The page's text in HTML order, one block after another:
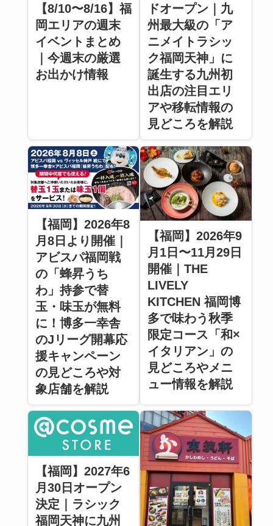
【8/10〜8/16】福
岡エリアの週末
イベントまとめ
｜今週末の厳選
お出かけ情報
ドオープン｜九
州最大級の「ア
ニメイトラシッ
ク福岡天神」に
誕生する九州初
出店の注目エリ
アや移転情報の
見どころを解説
【福岡】2026年8
月8日より開催｜
アビスパ福岡戦
の「蜂昇うち
わ」持参で替
玉・味玉が無料
に！博多一幸舎
のJリーグ開幕応
援キャンペーン
の見どころや対
象店舗を解説
【福岡】2026年9
月1日〜11月29日
開催｜THE
LIVELY
KITCHEN 福岡博
多で味わう秋季
限定コース「和×
イタリアン」の
見どころやメニ
ュー情報を解説
【福岡】2027年6
月30日オープン
決定｜ラシック
福岡天神に九州